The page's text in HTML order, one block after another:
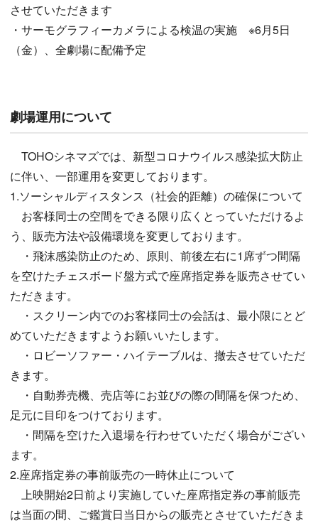
させていただきます
・サーモグラフィーカメラによる検温の実施 ※6月5日
（金）、全劇場に配備予定
劇場運用について
TOHOシネマズでは、新型コロナウイルス感染拡大防止
に伴い、一部運用を変更しております。
1.ソーシャルディスタンス（社会的距離）の確保について
お客様同士の空間をできる限り広くとっていただけるよ
う、販売方法や設備環境を変更しております。
・飛沫感染防止のため、原則、前後左右に1席ずつ間隔
を空けたチェスボード盤方式で座席指定券を販売させてい
ただきます。
・スクリーン内でのお客様同士の会話は、最小限にとど
めていただきますようお願いいたします。
・ロビーソファー・ハイテーブルは、撤去させていただ
きます。
・自動券売機、売店等にお並びの際の間隔を保つため、
足元に目印をつけております。
・間隔を空けた入退場を行わせていただく場合がござい
ます。
2.座席指定券の事前販売の一時休止について
上映開始2日前より実施していた座席指定券の事前販売
は当面の間、ご鑑賞日当日からの販売とさせていただきま